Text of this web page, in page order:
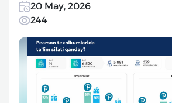
20 May, 2026
244